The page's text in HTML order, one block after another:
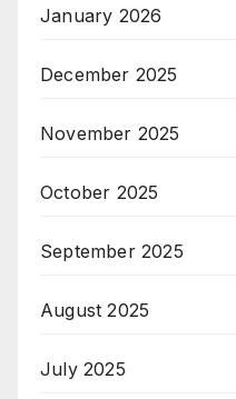
January 2026
December 2025
November 2025
October 2025
September 2025
August 2025
July 2025